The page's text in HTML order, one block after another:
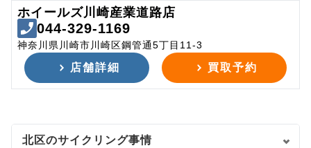
ホイールズ川崎産業道路店
044-329-1169
神奈川県川崎市川崎区鋼管通5丁目11-3
店舗詳細 買取予約
北区のサイクリング事情